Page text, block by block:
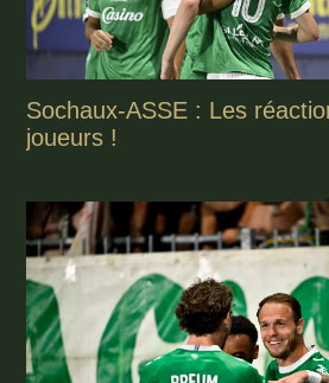
Sochaux-ASSE : Les
joueurs !